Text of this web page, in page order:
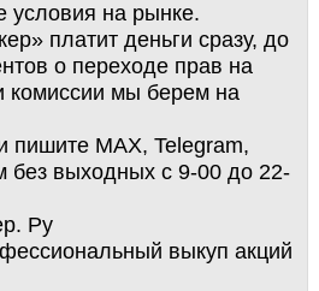
условия на рынке.
платит деньги сразу, до
о переходе прав на
комиссии мы берем на
пишите MAX, Telegram,
без выходных с 9-00 до 22-
Ру
выкуп акций